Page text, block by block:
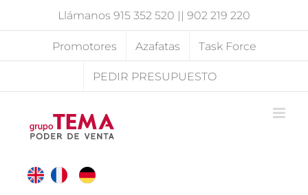
Llámanos 915 352 520 || 902 219 220
Promotores Azafatas Task Force
PEDIR PRESUPUESTO